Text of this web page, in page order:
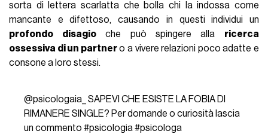
sorta di lettera scarlatta che bolla chi la indossa come
mancante e difettoso, causando in questi individui un
profondo disagioche può spingere alla ricerca
ossessiva di un partnero a vivere relazioni poco adatte e
consone a loro stessi.
@psicologaia_
SAPEVI CHE ESISTE LA FOBIA DI
RIMANERE SINGLE? Per domande o curiosità lascia
un commento #psicologia#psicologa